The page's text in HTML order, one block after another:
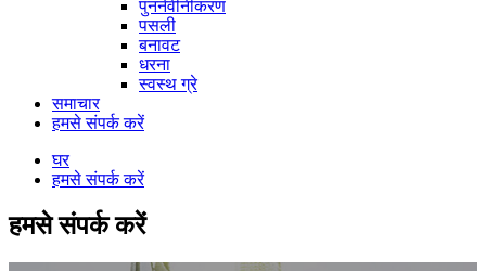
पुनर्नवीनीकरण
पसली
बनावट
धरना
स्वस्थ ग्रे
समाचार
हमसे संपर्क करें
घर
हमसे संपर्क करें
हमसे संपर्क करें